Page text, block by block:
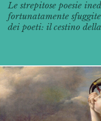
Le strepitose poesie
fortunatamente
dei poeti: il cestino